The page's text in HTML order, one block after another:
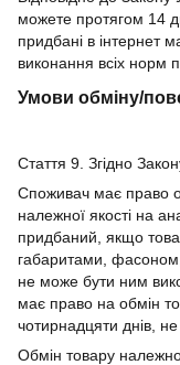
можете протягом 14
придбані в інтернет
виконання всіх норм
Умови обміну/
Стаття 9. Згідно
Споживач має право
належної якості на
придбаний, якщо
габаритами,
не може бути ним
має право на обмін
чотирнадцяти днів, не
Обмін товару